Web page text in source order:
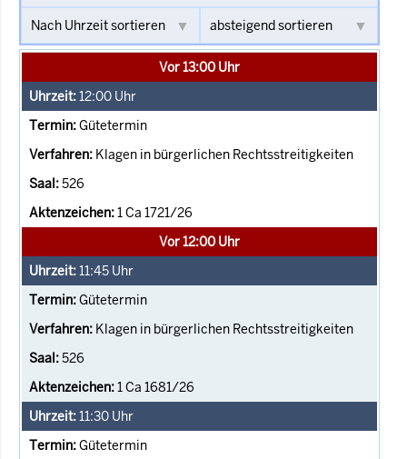
Vor 13:00 Uhr
12:00 Uhr
Gütetermin
Klagen in bürgerlichen Rechtsstreitigkeiten
526
1 Ca 1721/26
Vor 12:00 Uhr
11:45 Uhr
Gütetermin
Klagen in bürgerlichen Rechtsstreitigkeiten
526
1 Ca 1681/26
11:30 Uhr
Gütetermin